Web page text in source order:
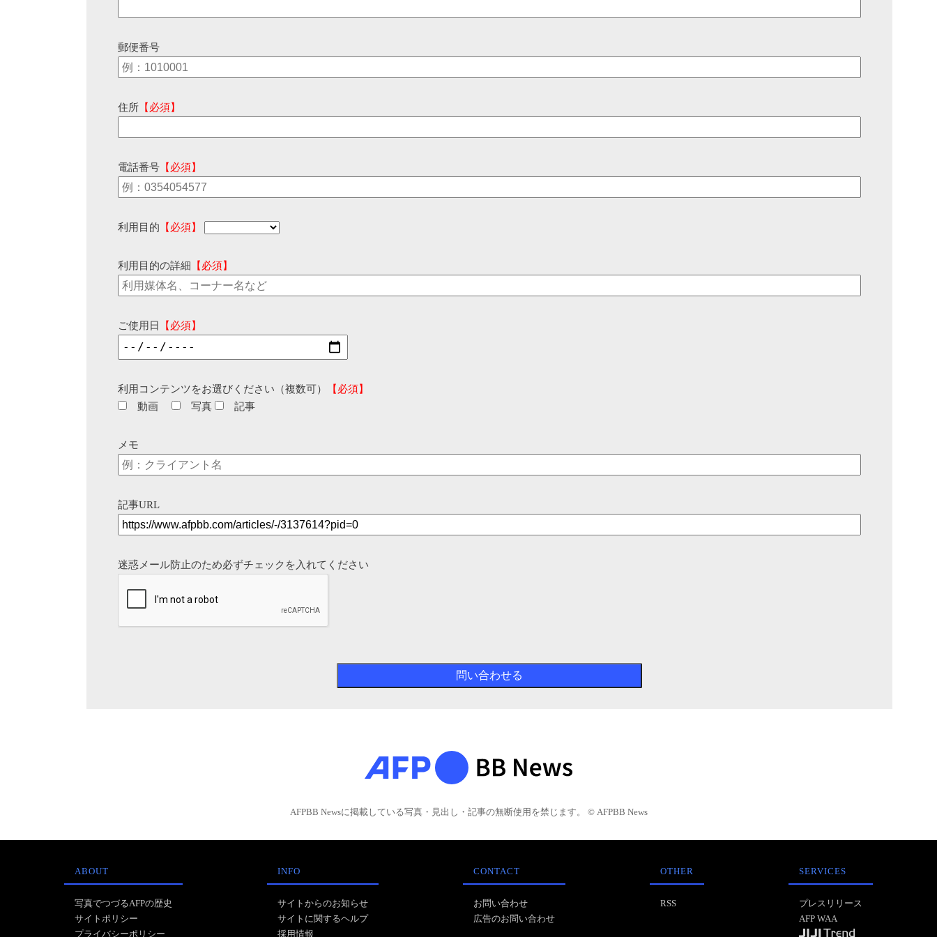
郵便番号
住所 【必須】
電話番号 【必須】
利用目的 【必須】
利用目的の詳細 【必須】
ご使用日 【必須】
利用コンテンツをお選びください（複数可）
【必須】
動画
写真 記事
メモ
記事URL
迷惑メール防止のため必ずチェックを入れてください
AFPBB Newsに掲載している写真・見出し・記事の無断使用を禁じます。 © AFPBB News
ABOUT
写真でつづるAFPの歴史
サイトポリシー
プライバシーポリシー
INFO
サイトからのお知らせ
サイトに関するヘルプ
採用情報
CONTACT
お問い合わせ
広告のお問い合わせ
OTHER
RSS
SERVICES
プレスリリース
AFP WAA